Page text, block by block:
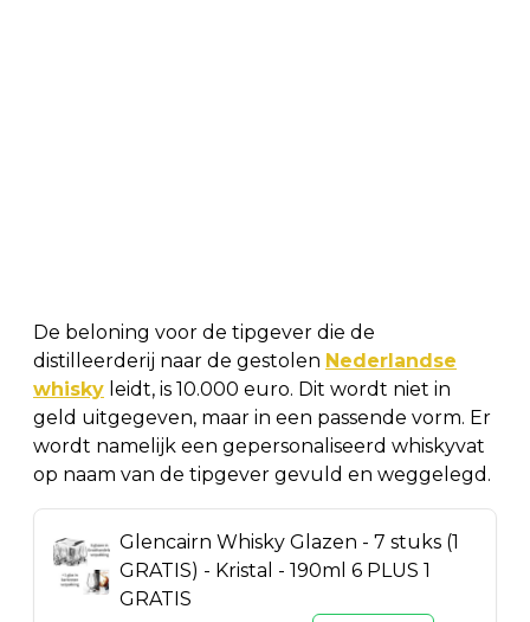
De beloning voor de tipgever die de
distilleerderij naar de gestolen Nederlandse
whisky leidt, is 10.000 euro. Dit wordt niet in
geld uitgegeven, maar in een passende vorm. Er
wordt namelijk een gepersonaliseerd whiskyvat
op naam van de tipgever gevuld en weggelegd.
Glencairn Whisky Glazen - 7 stuks (1
GRATIS) - Kristal - 190ml 6 PLUS 1
GRATIS